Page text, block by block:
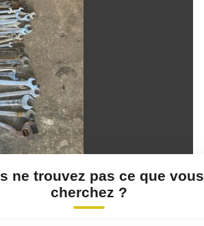
ne trouvez pas ce que vous
cherchez ?